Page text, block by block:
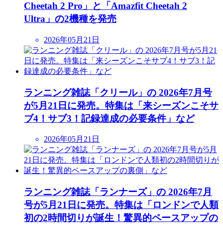
Cheetah 2 Pro」と「Amazfit Cheetah 2
Ultra」の2機種を発売
2026年05月21日
ランニング雑誌「クリール」の 2026年7月号
が5月21日に発売。特集は「来シーズンこそサ
ブ4！サブ3！記録達成の必要条件」など
2026年05月21日
ランニング雑誌「ランナーズ」の 2026年7月
号が5月21日に発売。特集は「ロンドンで人類
初の2時間切りが誕生！驚異的ペースアップの